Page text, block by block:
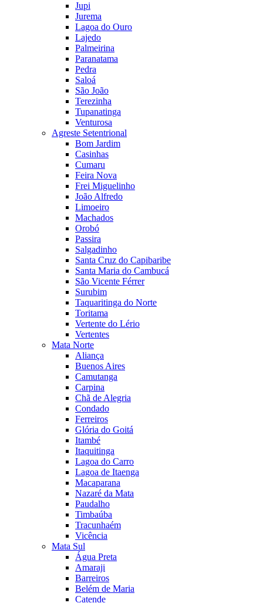
Jupi
Jurema
Lagoa do Ouro
Lajedo
Palmeirina
Paranatama
Pedra
Saloá
São João
Terezinha
Tupanatinga
Venturosa
Agreste Setentrional
Bom Jardim
Casinhas
Cumaru
Feira Nova
Frei Miguelinho
João Alfredo
Limoeiro
Machados
Orobó
Passira
Salgadinho
Santa Cruz do Capibaribe
Santa Maria do Cambucá
São Vicente Férrer
Surubim
Taquaritinga do Norte
Toritama
Vertente do Lério
Vertentes
Mata Norte
Aliança
Buenos Aires
Camutanga
Carpina
Chã de Alegria
Condado
Ferreiros
Glória do Goitá
Itambé
Itaquitinga
Lagoa do Carro
Lagoa de Itaenga
Macaparana
Nazaré da Mata
Paudalho
Timbaúba
Tracunhaém
Vicência
Mata Sul
Água Preta
Amaraji
Barreiros
Belém de Maria
Catende